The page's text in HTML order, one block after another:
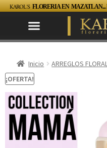
KAROL´S FLORERIA EN MAZATLAN...
Inicio ARREGLOS
¡OFERTA!